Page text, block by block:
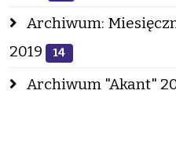
Archiwum:
2019
14
Archiwum "Akant"